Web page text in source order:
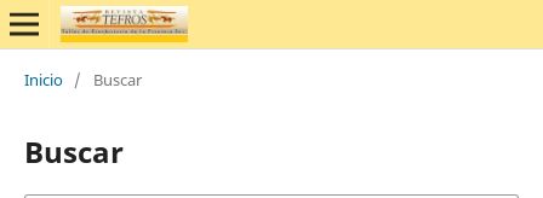
Inicio / Buscar
Buscar